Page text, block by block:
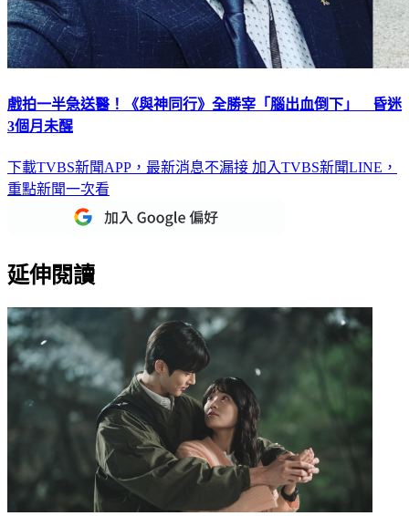
戲拍一半急送醫！《與神同行》全勝宰「腦出血倒下」 昏迷
3個月未醒
下載TVBS新聞APP，最新消息不漏接 加入TVBS新聞LINE，
重點新聞一次看
延伸閱讀